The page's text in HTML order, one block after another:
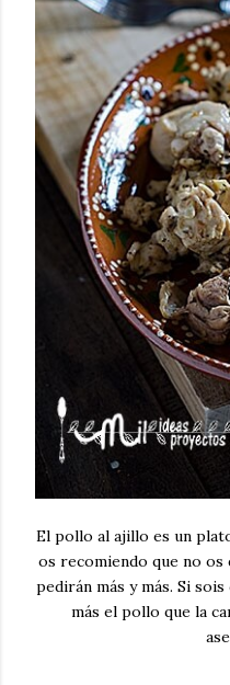
El pollo al ajillo es un
os recomiendo que no os
pedirán más y más. Si
más el pollo que la